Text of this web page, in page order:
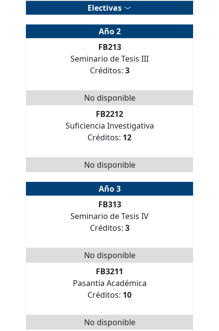
Electivas
Año 2
FB213
Seminario de Tesis III
Créditos: 3
No disponible
FB2212
Suficiencia Investigativa
Créditos: 12
No disponible
Año 3
FB313
Seminario de Tesis IV
Créditos: 3
No disponible
FB3211
Pasantía Académica
Créditos: 10
No disponible